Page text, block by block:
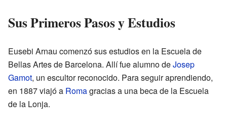
Sus Primeros Pasos y Estudios
Eusebi Arnau comenzó sus estudios en la Escuela de
Bellas Artes de Barcelona. Allí fue alumno deJosep
Gamot, un escultor reconocido. Para seguir aprendiendo,
en 1887 viajó a Romagracias a una beca de la Escuela
de la Lonja.